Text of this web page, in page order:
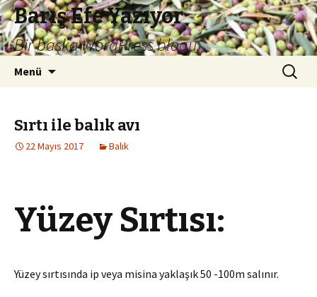
Barış Efe Yazıyor
Bir başka WordPress blogu.
Menü Arama:
Sırtı ile balık avı
22 Mayıs 2017 Balık
Yüzey Sırtısı:
Yüzey sırtısında ip veya misina yaklaşık 50 -100m salınır.